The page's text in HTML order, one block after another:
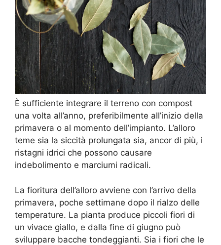
È sufficiente integrare il terreno con compost
una volta all’anno, preferibilmente all’inizio della
primavera o al momento dell’impianto. L’alloro
teme sia la siccità prolungata sia, ancor di più, i
ristagni idrici che possono causare
indebolimento e marciumi radicali.
La fioritura dell’alloro avviene con l’arrivo della
primavera, poche settimane dopo il rialzo delle
temperature. La pianta produce piccoli fiori di
un vivace giallo, e dalla fine di giugno può
sviluppare bacche tondeggianti. Sia i fiori che le